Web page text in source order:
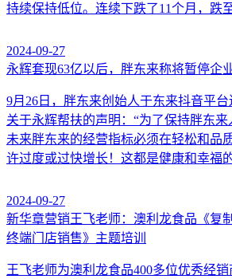
持续保持低位。连续下跌了11个月，跌
2024-09-27
永辉套现63亿以后，胖东来称将暂停企
9月26日，胖东来创始人于东来抖音平
关于永辉帮扶的声明：“为了保持胖东来
未来胖东来的经营指标必须在轻松和品
许过度或过快增长！这都是健康和幸福
2024-09-27
新华章营销王飞老师：澳利龙食品《复
终端门店销售》主题培训
王飞老师为澳利龙食品400多位优秀经